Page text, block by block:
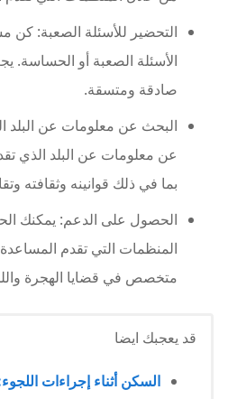
التحضير للأسئلة الصعبة: كن
الأسئلة الصعبة أو الحساسة.
صادقة ومتسقة.
البحث عن معلومات عن البلد
عن معلومات عن البلد الذي
بما في ذلك قوانينه وثقافته
الحصول على الدعم: يمكنك
المنظمات التي تقدم
متخصص في قضايا الهجرة
قد يعجبك ايضا
السكن أثناء إجراءات